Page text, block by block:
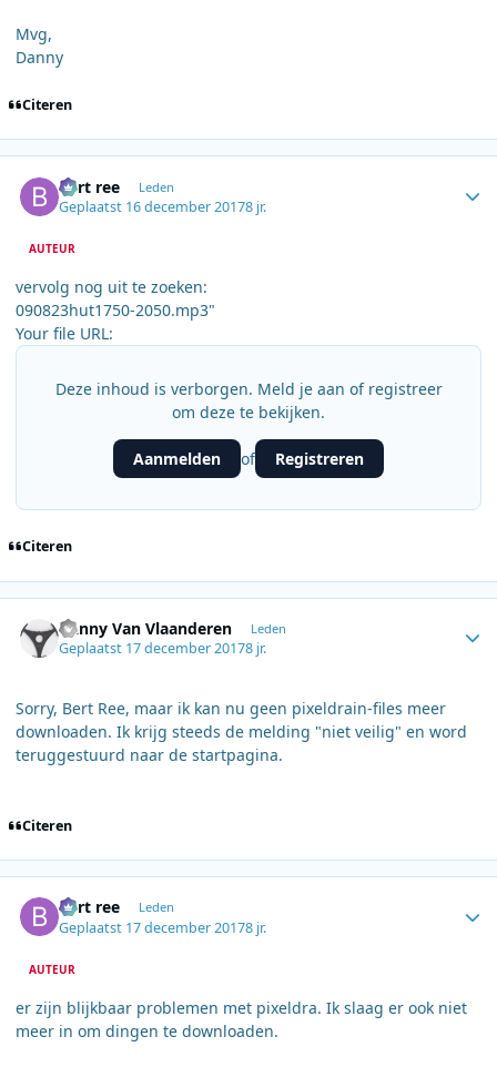
Mvg,
Danny
Citeren
bert ree Leden
Geplaatst 16 december 20178 jr.
AUTEUR
vervolg nog uit te zoeken:
090823hut1750-2050.mp3"
Your file URL:
Deze inhoud is verborgen. Meld je aan of registreer
om deze te bekijken.
Aanmelden of Registreren
Citeren
Danny Van Vlaanderen Leden
Geplaatst 17 december 20178 jr.
Sorry, Bert Ree, maar ik kan nu geen pixeldrain-files meer
downloaden. Ik krijg steeds de melding "niet veilig" en word
teruggestuurd naar de startpagina.
Citeren
bert ree Leden
Geplaatst 17 december 20178 jr.
AUTEUR
er zijn blijkbaar problemen met pixeldra. Ik slaag er ook niet
meer in om dingen te downloaden.